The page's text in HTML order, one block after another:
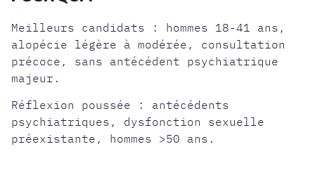
Meilleurs candidats : hommes 18-41 ans,
alopécie légère à modérée, consultation
précoce, sans antécédent psychiatrique
majeur.
Réflexion poussée : antécédents
psychiatriques, dysfonction sexuelle
préexistante, hommes >50 ans.